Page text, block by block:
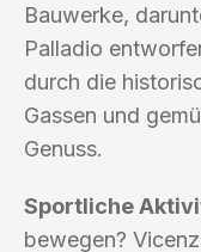
Bauwerke,
Palladio
durch die
Gassen und
Genuss.
Sportliche
bewegen?